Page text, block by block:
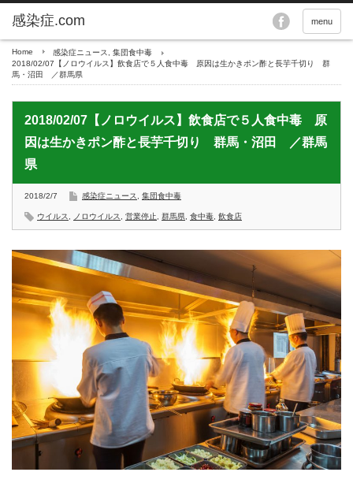
menu
Home 感染症ニュース
集団食中毒
2018/02/07【ノロウイルス】飲食店で５人食中毒 原因は生かきポン酢と長芋千切り 群
馬・沼田 ／群馬県
2018/02/07【ノロウイルス】飲食店で５人食中毒 原
因は生かきポン酢と長芋千切り 群馬・沼田 ／群馬
県
2018/2/7 感染症ニュース 集団食中毒
ウイルス ノロウイルス 営業停止 群馬県 食中毒 飲食店